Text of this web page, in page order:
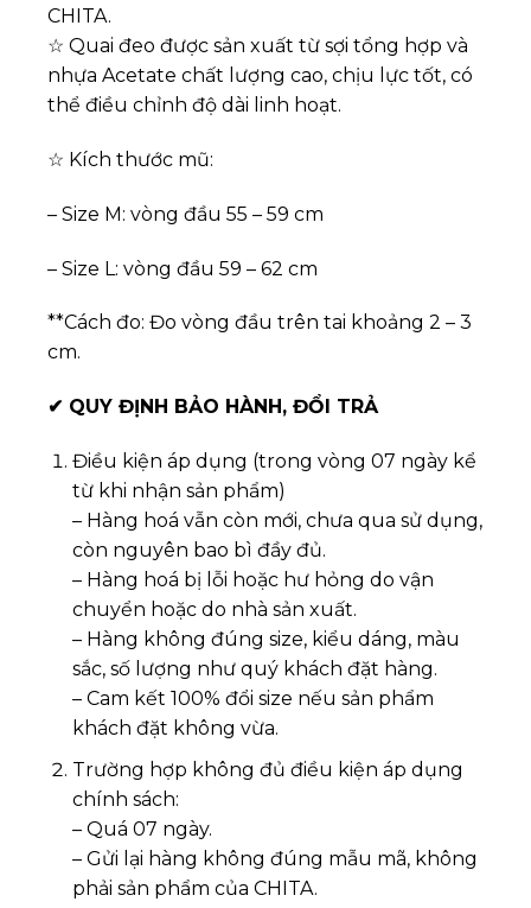
CHITA.
☆ Quai đeo được sản xuất từ sợi tổng hợp và
nhựa Acetate chất lượng cao, chịu lực tốt, có
thể điều chỉnh độ dài linh hoạt.
☆ Kích thước mũ:
– Size M: vòng đầu 55 – 59 cm
– Size L: vòng đầu 59 – 62 cm
**Cách đo: Đo vòng đầu trên tai khoảng 2 – 3
cm.
✔ QUY ĐỊNH BẢO HÀNH, ĐỔI TRẢ
Điều kiện áp dụng (trong vòng 07 ngày kể
từ khi nhận sản phẩm)
– Hàng hoá vẫn còn mới, chưa qua sử dụng,
còn nguyên bao bì đầy đủ.
– Hàng hoá bị lỗi hoặc hư hỏng do vận
chuyển hoặc do nhà sản xuất.
– Hàng không đúng size, kiểu dáng, màu
sắc, số lượng như quý khách đặt hàng.
– Cam kết 100% đổi size nếu sản phẩm
khách đặt không vừa.
Trường hợp không đủ điều kiện áp dụng
chính sách:
– Quá 07 ngày.
– Gửi lại hàng không đúng mẫu mã, không
phải sản phẩm của CHITA.